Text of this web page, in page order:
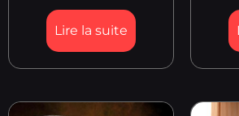
Lire la suite